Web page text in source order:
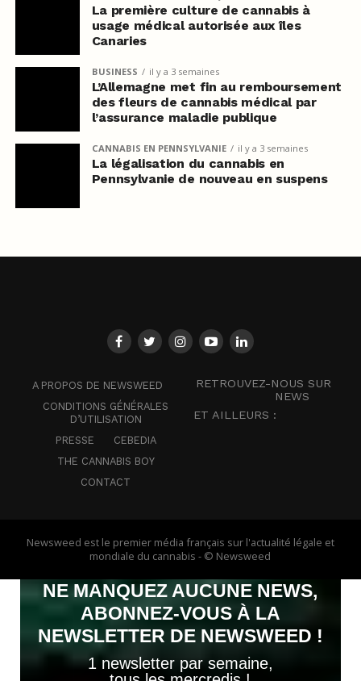
La première culture de cannabis à
usage médical autorisée aux îles
Canaries
BUSINESS il y a 3 semaines
L’Allemagne met fin au remboursement
des fleurs de cannabis médical par
l’assurance maladie publique
CANNABIS EN PENNSYLVANIE il y a 3 semaines
La légalisation du cannabis en
Pennsylvanie de nouveau en suspens
A PROPOS DE NEWSWEED
CONDITIONS GÉNÉRALES
D’UTILISATION
PRESSE
CEBEDIA
THE CANNABIS BOY
CONTACT
RETROUVEZ-NOUS SUR
NEWS
ET AILLEURS :
Newsweed est le premier média français sur l'actualité légale et
mondiale du cannabis - © Newsweed
NE MANQUEZ AUCUNE NEWS,
ABONNEZ-VOUS À LA
NEWSLETTER DE NEWSWEED !
1 newsletter par semaine,